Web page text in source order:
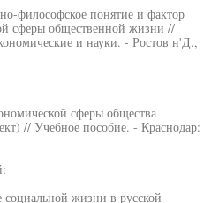
философское понятие и фактор
сферы общественной жизни //
и науки. - Ростов н'Д.,
сферы общества
// Учебное пособие. - Краснодар:
жизни в русской